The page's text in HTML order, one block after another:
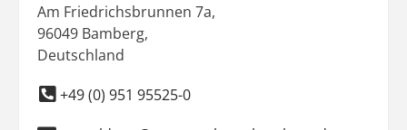
Am Friedrichsbrunnen 7a,
96049 Bamberg,
Deutschland
+49 (0) 951 95525-0